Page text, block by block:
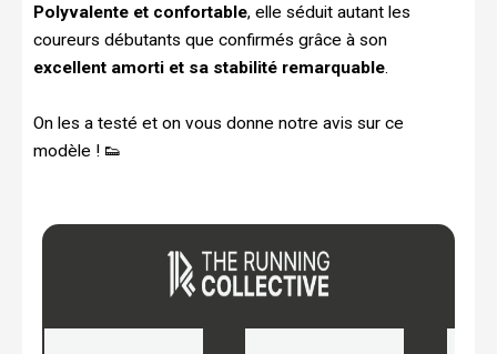
Polyvalente et confortable, elle séduit autant les
coureurs débutants que confirmés grâce à son
excellent amorti et sa stabilité remarquable.
On les a testé et on vous donne notre avis sur ce
modèle ! 👟